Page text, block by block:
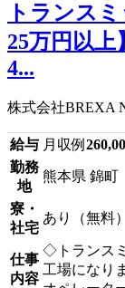
トランス
25万円以
4...
株式会社BREXA
給与 月収例
勤務
地
熊本県 錦町
寮・
社宅
あり（無料）
仕事
内容
◇トランス
工場になり